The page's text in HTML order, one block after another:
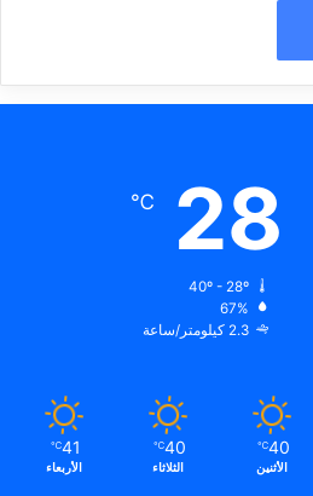
28
℃
67%
2.3 كيلومتر/ساعة
40
℃
الأثنين
40
℃
الثلاثاء
41
℃
الأربعاء